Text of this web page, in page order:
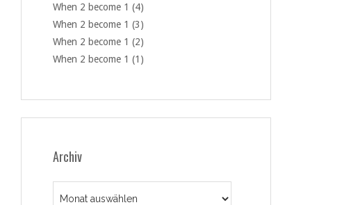
When 2 become 1 (4)
When 2 become 1 (3)
When 2 become 1 (2)
When 2 become 1 (1)
Archiv